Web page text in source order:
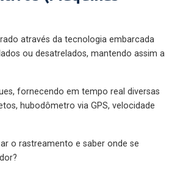
através da tecnologia embarcada
ou desatrelados, mantendo assim a
fornecendo em tempo real diversas
hubodômetro via GPS, velocidade
o rastreamento e saber onde se